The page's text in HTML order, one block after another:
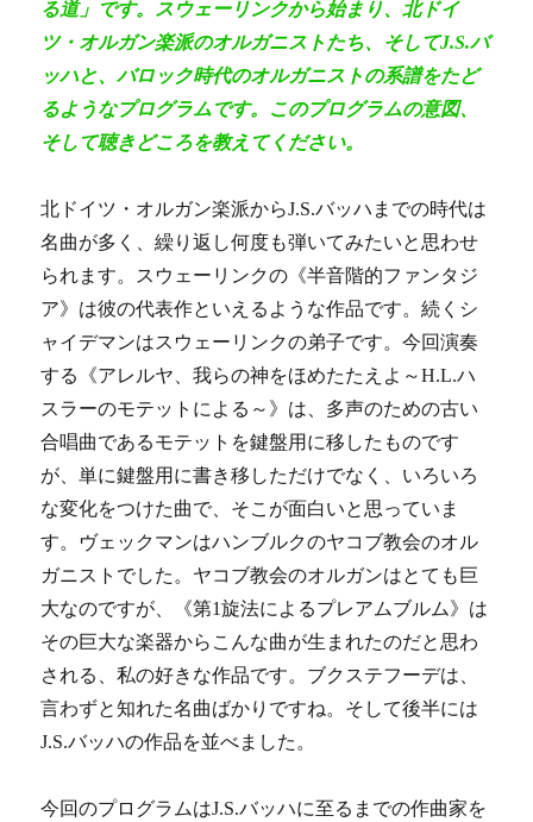
る道」です。スウェーリンクから始まり、北ドイ
ツ・オルガン楽派のオルガニストたち、そしてJ.S.バ
ッハと、バロック時代のオルガニストの系譜をたど
るようなプログラムです。このプログラムの意図、
そして聴きどころを教えてください。
北ドイツ・オルガン楽派からJ.S.バッハまでの時代は
名曲が多く、繰り返し何度も弾いてみたいと思わせ
られます。スウェーリンクの《半音階的ファンタジ
ア》は彼の代表作といえるような作品です。続くシ
ャイデマンはスウェーリンクの弟子です。今回演奏
する《アレルヤ、我らの神をほめたたえよ～H.L.ハ
スラーのモテットによる～》は、多声のための古い
合唱曲であるモテットを鍵盤用に移したものです
が、単に鍵盤用に書き移しただけでなく、いろいろ
な変化をつけた曲で、そこが面白いと思っていま
す。ヴェックマンはハンブルクのヤコブ教会のオル
ガニストでした。ヤコブ教会のオルガンはとても巨
大なのですが、《第1旋法によるプレアムブルム》は
その巨大な楽器からこんな曲が生まれたのだと思わ
される、私の好きな作品です。ブクステフーデは、
言わずと知れた名曲ばかりですね。そして後半には
J.S.バッハの作品を並べました。
今回のプログラムはJ.S.バッハに至るまでの作曲家を